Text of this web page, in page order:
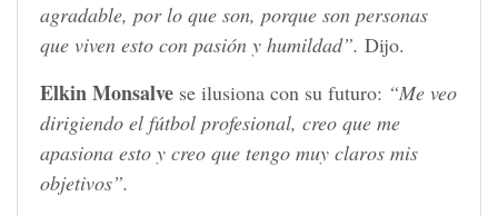
agradable, por lo que son, porque son personas
que viven esto con pasión y humildad”. Dijo.
Elkin Monsalve se ilusiona con su futuro: “Me veo
dirigiendo el fútbol profesional, creo que me
apasiona esto y creo que tengo muy claros mis
objetivos”.